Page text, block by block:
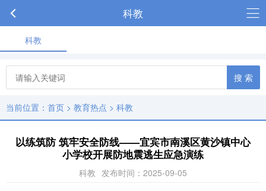
科教
科教
搜 索
当前位置： 首页 > 教育热点 > 科教
以练筑防 筑牢安全防线——宜宾市南溪区黄沙镇中心
小学校开展防地震逃生应急演练
科教 发布时间：2025-09-05